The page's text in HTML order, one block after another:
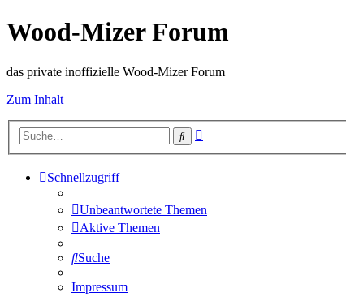
Wood-Mizer Forum
das private inoffizielle Wood-Mizer Forum
Zum Inhalt
Suche
Schnellzugriff
Unbeantwortete Themen
Aktive Themen
Suche
Impressum